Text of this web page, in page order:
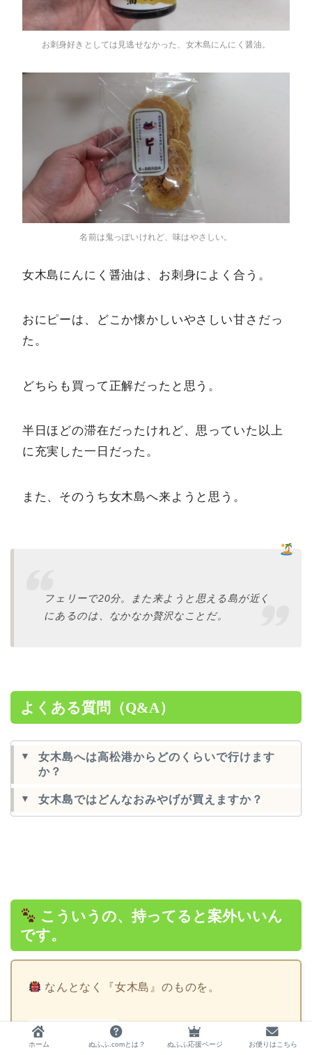
お刺身好きとしては見逃せなかった、女木島にんにく醤油。
名前は鬼っぽいけれど、味はやさしい。
女木島にんにく醤油は、お刺身によく合う。
おにピーは、どこか懐かしいやさしい甘さだっ
た。
どちらも買って正解だったと思う。
半日ほどの滞在だったけれど、思っていた以上
に充実した一日だった。
また、そのうち女木島へ来ようと思う。
フェリーで20分。また来ようと思える島が近く
にあるのは、なかなか贅沢なことだ。
よくある質問（Q&A）
女木島へは高松港からどのくらいで行けます
か？
女木島ではどんなおみやげが買えますか？
こういうの、持ってると案外いいん
です。
なんとなく『女木島』のものを。
ホーム ぬふふ.comとは？ ぬふふ応援ページ お便りはこちら